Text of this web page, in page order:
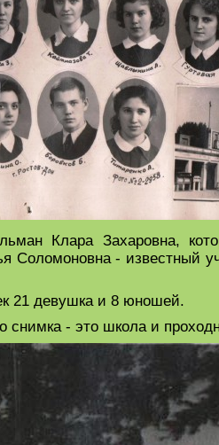
Клара Захаровна,
Соломоновна - известный
21 девушка и 8 юношей.
- это школа и